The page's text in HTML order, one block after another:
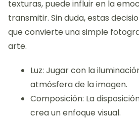
texturas, puede influir en la
transmitir. Sin duda, estas
que convierte una simple
arte.
Luz: Jugar con la
atmósfera de la imagen.
Composición: La
crea un enfoque visual.